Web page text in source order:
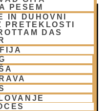
PESEM
IN DUHOVNI
DAS